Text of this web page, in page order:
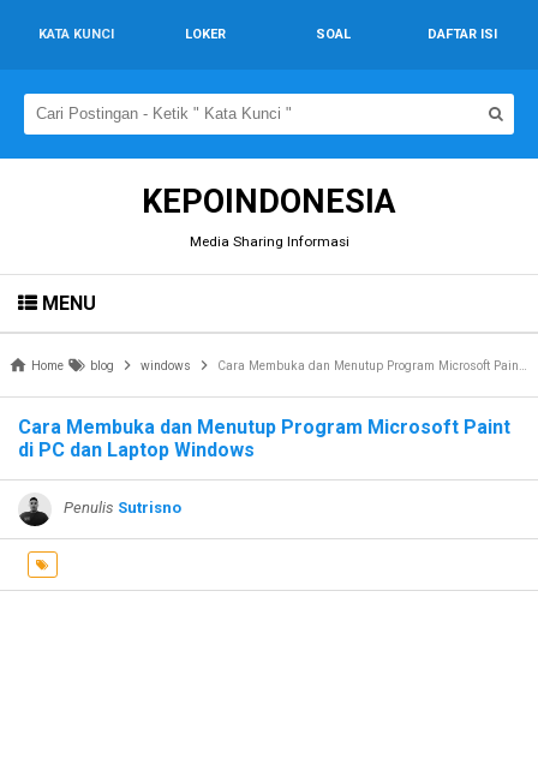
KATA KUNCI LOKER SOAL DAFTAR ISI
KEPOINDONESIA
Media Sharing Informasi
MENU
Home blog windows Cara Membuka dan Menutup Program Microsoft Paint di PC dan Laptop Windows
Cara Membuka dan Menutup Program Microsoft Paint
di PC dan Laptop Windows
Penulis Sutrisno